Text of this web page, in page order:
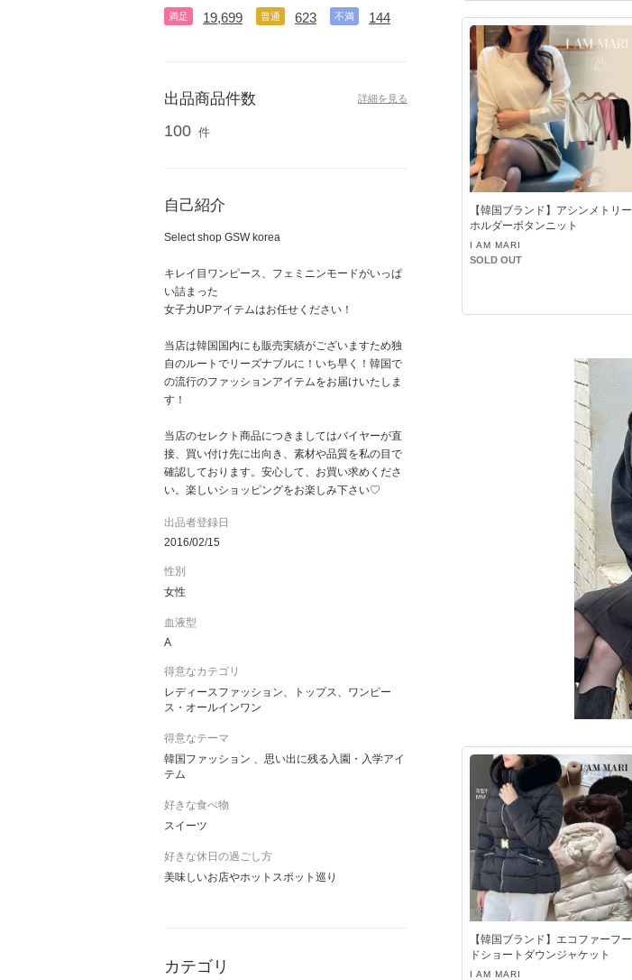
満足 19,699 普通 623 不満 144
出品商品件数 詳細を見る
100 件
自己紹介
Select shop GSW korea
キレイ目ワンピース、フェミニンモードがいっぱ
い詰まった
女子力UPアイテムはお任せください！
当店は韓国国内にも販売実績がございますため独
自のルートでリーズナブルに！いち早く！韓国で
の流行のファッションアイテムをお届けいたしま
す！
当店のセレクト商品につきましてはバイヤーが直
接、買い付け先に出向き、素材や品質を私の目で
確認しております。安心して、お買い求めくださ
い。楽しいショッピングをお楽しみ下さい♡
出品者登録日
2016/02/15
性別
女性
血液型
A
得意なカテゴリ
レディースファッション、トップス、ワンピー
ス・オールインワン
得意なテーマ
韓国ファッション 、思い出に残る入園・入学アイ
テム
好きな食べ物
スイーツ
好きな休日の過ごし方
美味しいお店やホットスポット巡り
カテゴリ
【韓国ブランド】アシンメトリー
ホルダーボタンニット
I AM MARI
SOLD OUT
【韓国ブランド】エコファーフー
ドショートダウンジャケット
I AM MARI